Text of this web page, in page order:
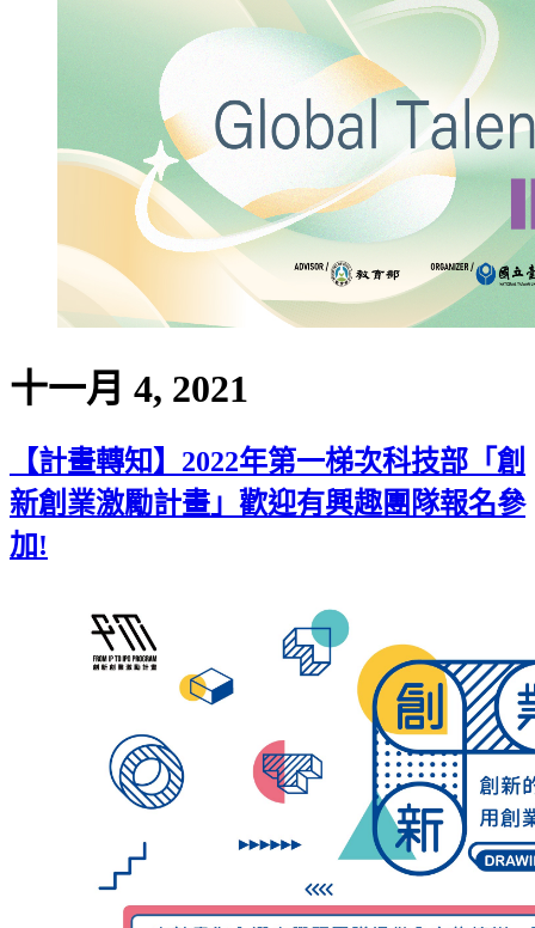
十一月 4, 2021
【計畫轉知】2022年第一梯次科技部「創
新創業激勵計畫」歡迎有興趣團隊報名參
加!